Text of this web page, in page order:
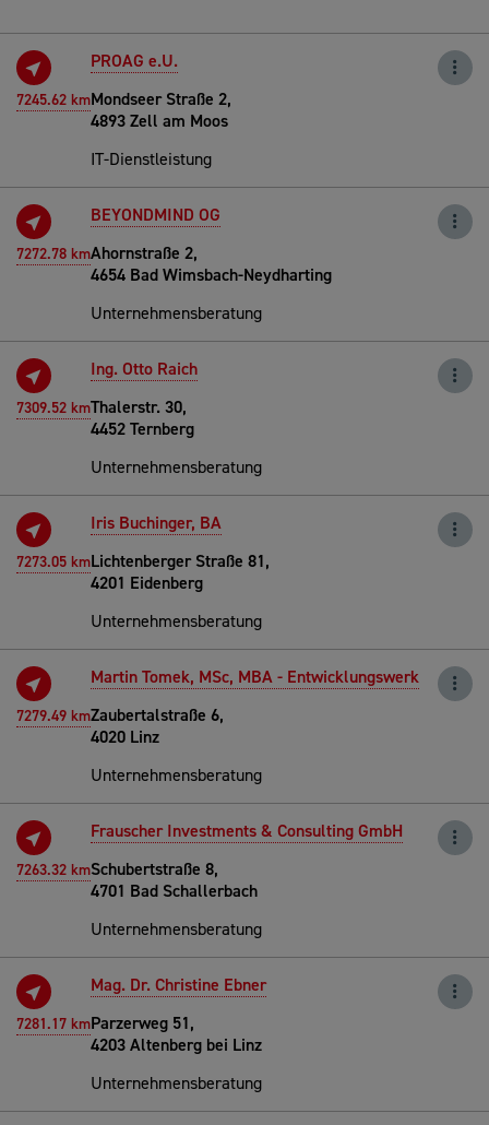
7245.62 km
PROAG e.U.
Mondseer Straße 2,
4893 Zell am Moos
IT-Dienstleistung
7272.78 km
BEYONDMIND OG
Ahornstraße 2,
4654 Bad Wimsbach-Neydharting
Unternehmensberatung
7309.52 km
Ing. Otto Raich
Thalerstr. 30,
4452 Ternberg
Unternehmensberatung
7273.05 km
Iris Buchinger, BA
Lichtenberger Straße 81,
4201 Eidenberg
Unternehmensberatung
7279.49 km
Martin Tomek, MSc, MBA - Entwicklungswerk
Zaubertalstraße 6,
4020 Linz
Unternehmensberatung
7263.32 km
Frauscher Investments & Consulting GmbH
Schubertstraße 8,
4701 Bad Schallerbach
Unternehmensberatung
7281.17 km
Mag. Dr. Christine Ebner
Parzerweg 51,
4203 Altenberg bei Linz
Unternehmensberatung